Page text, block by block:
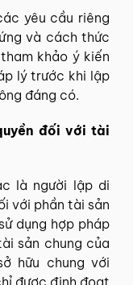
yêu cầu riêng
và cách thức
khảo ý kiến
lý trước khi lập
đáng có.
đối với tài
là người lập di
với phần tài sản
dụng hợp pháp
sản chung của
hữu chung với
được định đoạt